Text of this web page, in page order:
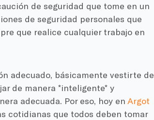
de seguridad que tome en un
de seguridad personales que
que realice cualquier trabajo en
adecuado, básicamente vestirte de
de manera *inteligente* y
adecuada. Por eso, hoy en Argot
cotidianas que todos deben tomar